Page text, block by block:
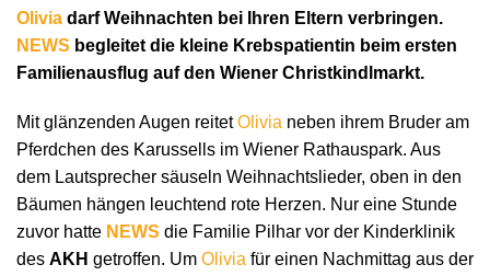
Olivia darf Weihnachten bei Ihren Eltern verbringen.
NEWS begleitet die kleine Krebspatientin beim ersten
Familienausflug auf den Wiener Christkindlmarkt.
Mit glänzenden Augen reitetOlivia neben ihrem Bruder am
Pferdchen des Karussells im Wiener Rathauspark. Aus
dem Lautsprecher säuseln Weihnachtslieder, oben in den
Bäumen hängen leuchtend rote Herzen. Nur eine Stunde
zuvor hatte NEWS die Familie Pilhar vor der Kinderklinik
des AKH getroffen. Um Olivia für einen Nachmittag aus der